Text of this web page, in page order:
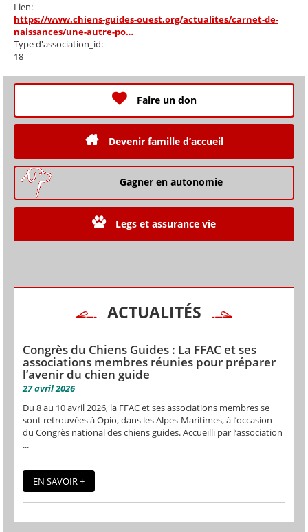
Lien:
https://www.chiens-guides-ouest.org/actualites/carnet-de-
naissances/une-autre-po…
Type d'association_id:
18
Faire un don
Devenir famille d’accueil
Gagner en autonomie
Legs et assurance vie
ACTUALITÉS
Congrès du Chiens Guides : La FFAC et ses
associations membres réunies pour préparer
l’avenir du chien guide
27 avril 2026
Du 8 au 10 avril 2026, la FFAC et ses associations membres se
sont retrouvées à Opio, dans les Alpes-Maritimes, à l’occasion
du Congrès national des chiens guides. Accueilli par l’association
...
EN SAVOIR +